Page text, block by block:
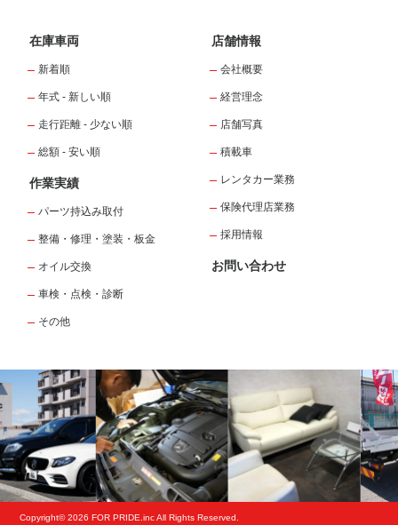
在庫車両
新着順
年式 - 新しい順
走行距離 - 少ない順
総額 - 安い順
作業実績
パーツ持込み取付
整備・修理・塗装・板金
オイル交換
車検・点検・診断
その他
店舗情報
会社概要
経営理念
店舗写真
積載車
レンタカー業務
保険代理店業務
採用情報
お問い合わせ
Copyright© 2026 FOR PRIDE.inc All Rights Reserved.